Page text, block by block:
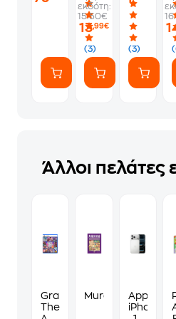
(3)
εκδότη:
15.50€
13,99€
1
Φακελάκι
(7
(3)
Άλλοι πελάτες
Grand
Theft
MurdokuApple
iPhone